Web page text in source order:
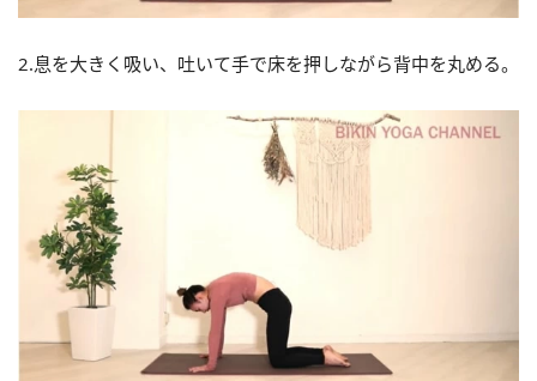
2.息を大きく吸い、吐いて手で床を押しながら背中を丸める。